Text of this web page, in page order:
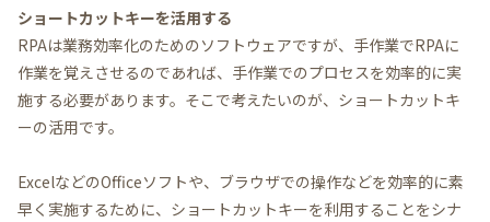
ショートカットキーを活用する
RPAは業務効率化のためのソフトウェアですが、手作業でRPAに
作業を覚えさせるのであれば、手作業でのプロセスを効率的に実
施する必要があります。そこで考えたいのが、ショートカットキ
ーの活用です。
ExcelなどのOfficeソフトや、ブラウザでの操作などを効率的に素
早く実施するために、ショートカットキーを利用することをシナ